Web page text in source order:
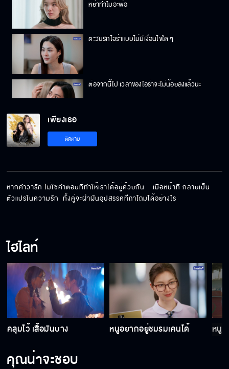
หย่าทำไมอะพ่อ
ตะวันรักไอร่าแบบไม่มีเงื่อนไขใด ๆ
ต่อจากนี้ไป เวลาของไอร่าจะไม่น้อยลงแล้วนะ
พ่อเป็นคนอนุญาตเอง เพราะตะวันจะดูแลลูก
พระจันทร์ดวงนี้
เราจะผ่านมันไปด้วยกันนะ พี่จะอยู่ข้าง ๆ เสมอ
ถ้าพี่ขึ้นมาร้องเพลงกับหนู คงแฮปปี้มากเลย
เพียงเธอ
ติดตาม
หากคำว่ารัก ไม่ใช่คำตอบที่ทำให้เราได้อยู่ด้วยกัน    เมื่อหน้าที่ กลายเป็น
ตัวแปรในความรัก  ทั้งคู่จะฝ่าฝันอุปสรรคที่ถาโถมได้อย่างไร
ไฮไลท์
คลุมไว้ เสื้อมันบาง หนูอยากอยู่ชมรมเคนโด้ หนูจ
คุณน่าจะชอบ